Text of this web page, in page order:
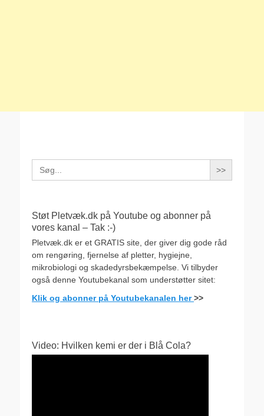
Search
for:
Støt Pletvæk.dk på Youtube og abonner på
vores kanal – Tak :-)
Pletvæk.dk er et GRATIS site, der giver dig gode råd
om rengøring, fjernelse af pletter, hygiejne,
mikrobiologi og skadedyrsbekæmpelse. Vi tilbyder
også denne Youtubekanal som understøtter sitet:
Klik og abonner på Youtubekanalen her>>
Video: Hvilken kemi er der i Blå Cola?